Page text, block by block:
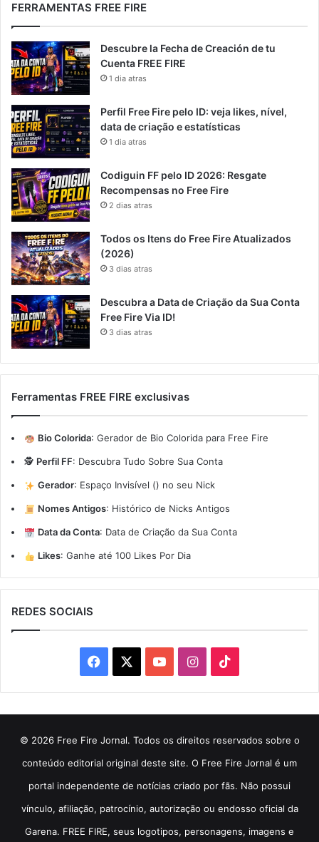
FERRAMENTAS FREE FIRE
Descubre la Fecha de Creación de tu
Cuenta FREE FIRE
1 dia atras
Perfil Free Fire pelo ID: veja likes, nível,
data de criação e estatísticas
1 dia atras
Codiguin FF pelo ID 2026: Resgate
Recompensas no Free Fire
2 dias atras
Todos os Itens do Free Fire Atualizados
(2026)
3 dias atras
Descubra a Data de Criação da Sua Conta
Free Fire Via ID!
3 dias atras
Ferramentas FREE FIRE exclusivas
Bio Colorida: Gerador de Bio Colorida para Free Fire
🕵️ Perfil FF: Descubra Tudo Sobre Sua Conta
Gerador: Espaço Invisível (ㅤ) no seu Nick
Nomes Antigos: Histórico de Nicks Antigos
Data da Conta: Data de Criação da Sua Conta
Likes: Ganhe até 100 Likes Por Dia
REDES SOCIAIS
Facebook YouTubeInstagram
© 2026 Free Fire Jornal. Todos os direitos reservados sobre o
conteúdo editorial original deste site. O Free Fire Jornal é um
portal independente de notícias criado por fãs. Não possui
vínculo, afiliação, patrocínio, autorização ou endosso oficial da
Garena. FREE FIRE, seus logotipos, personagens, imagens e